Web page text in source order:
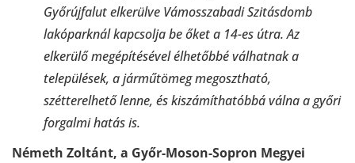
Győrújfalut elkerülve Vámosszabadi Szitásdomb
lakóparknál kapcsolja be őket a 14-es útra. Az
elkerülő megépítésével élhetőbbé válhatnak a
települések, a járműtömeg megosztható,
szétterelhető lenne, és kiszámíthatóbbá válna a győri
forgalmi hatás is.
Németh Zoltánt, a Győr-Moson-Sopron Megyei